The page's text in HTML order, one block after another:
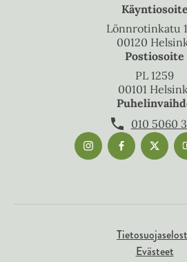
Käyntiosoite
Lönnrotinkatu
00120
Postiosoite
PL 1259
00101
010 5060
Evästeet